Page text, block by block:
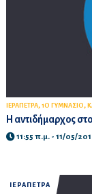
ΙΕΡΑΠΕΤΡΑ, 1Ο ΓΥΜΝΑΣΙΟ,
Η αντιδήμαρχος
11:55 π.μ. - 11/05/
ΙΕΡΑΠΕΤΡΑ